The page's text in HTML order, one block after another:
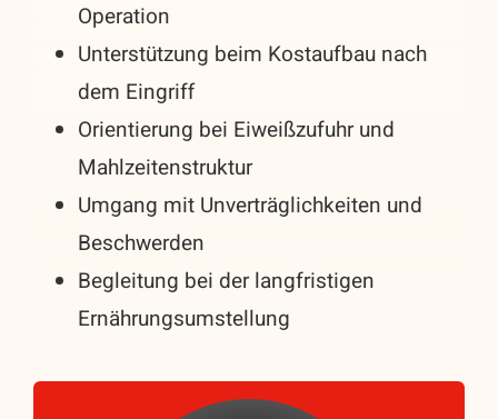
Operation
Unterstützung beim Kostaufbau nach
dem Eingriff
Orientierung bei Eiweißzufuhr und
Mahlzeitenstruktur
Umgang mit Unverträglichkeiten und
Beschwerden
Begleitung bei der langfristigen
Ernährungsumstellung